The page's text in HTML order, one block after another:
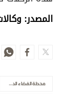
المصدر:
محطة الفضاء الدولية